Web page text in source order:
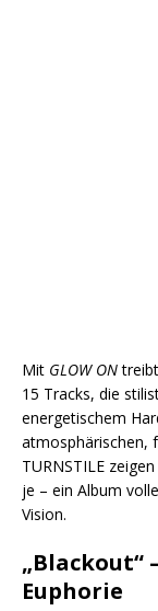
Mit GLOW ON
15 Tracks, die
energetischem
atmosphärischen,
TURNSTILE
je – ein Album
Vision.
„Blackout“
Euphorie